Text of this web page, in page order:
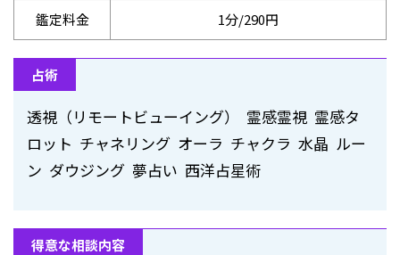
鑑定料金 1分/290円
占術
透視（リモートビューイング） 霊感霊視 霊感タ
ロット チャネリング オーラ チャクラ 水晶 ルー
ン ダウジング 夢占い 西洋占星術
得意な相談内容